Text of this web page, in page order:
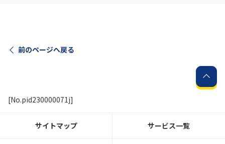
前のページへ戻る
[No.pid230000071j]
サイトマップ サービス一覧